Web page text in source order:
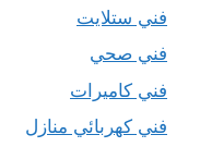
فني ستلايت
فني صحي
فني كاميرات
فني كهربائي منازل